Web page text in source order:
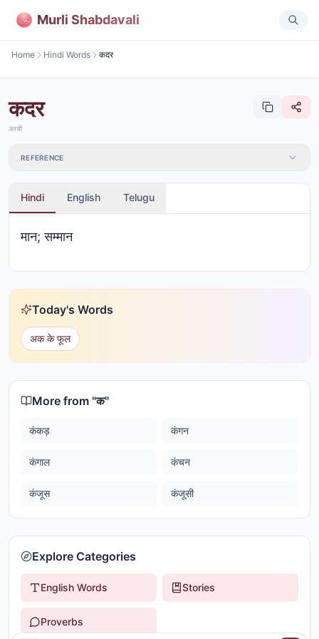
Murli Shabdavali
Home Hindi Words कदर
कदर
अरबी
REFERENCE
Hindi English Telugu
मान; सम्मान
Today's Words
अक के फूल
More from "क"
कंकड़ कंगन
कंगाल कंचन
कंजूस कंजूसी
Explore Categories
English Words Stories
Proverbs